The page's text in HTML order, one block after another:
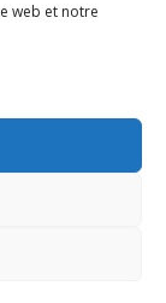
web et notre